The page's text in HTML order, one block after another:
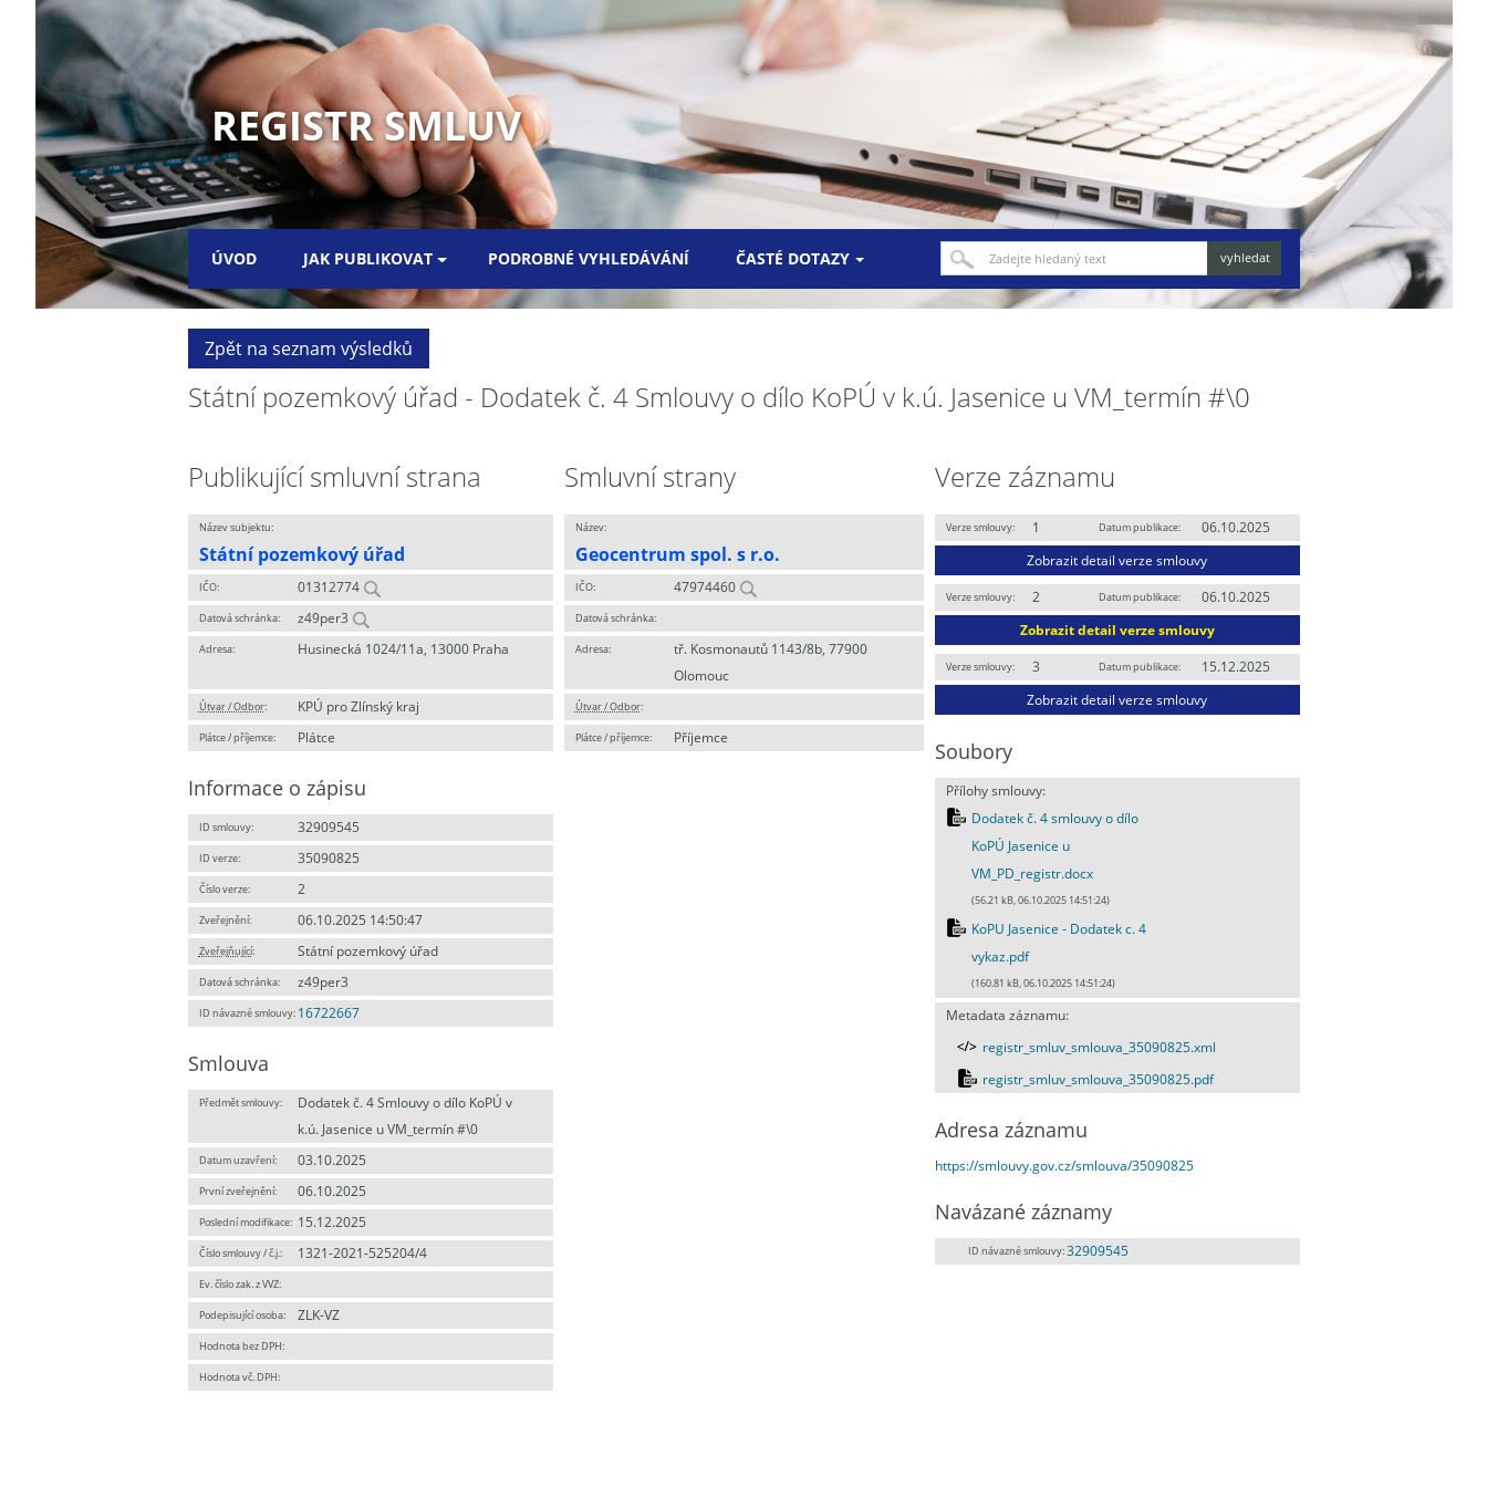
REGISTR SMLUV
ÚVOD JAK PUBLIKOVAT PODROBNÉ VYHLEDÁVÁNÍ ČASTÉ DOTAZY
Zpět na seznam výsledků
Státní pozemkový úřad - Dodatek č. 4 Smlouvy o dílo KoPÚ v k.ú. Jasenice u VM_termín #\0
Publikující smluvní strana
Název subjektu:
Státní pozemkový úřad
IČO: 01312774
Datová schránka: z49per3
Adresa: Husinecká 1024/11a, 13000 Praha
Útvar / Odbor: KPÚ pro Zlínský kraj
Plátce / příjemce: Plátce
Informace o zápisu
ID smlouvy: 32909545
ID verze: 35090825
Číslo verze: 2
Zveřejnění: 06.10.2025 14:50:47
Zveřejňující: Státní pozemkový úřad
Datová schránka: z49per3
ID návazné smlouvy: 16722667
Smlouva
Předmět smlouvy:
Dodatek č. 4 Smlouvy o dílo KoPÚ v
k.ú. Jasenice u VM_termín #\0
Datum uzavření: 03.10.2025
První zveřejnění: 06.10.2025
Poslední modifikace: 15.12.2025
Číslo smlouvy / č.j.: 1321-2021-525204/4
Ev. číslo zak. z VVZ:
Podepisující osoba: ZLK-VZ
Hodnota bez DPH:
Hodnota vč. DPH:
Smluvní strany
Název:
Geocentrum spol. s r.o.
IČO: 47974460
Datová schránka:
Adresa:
tř. Kosmonautů 1143/8b, 77900
Olomouc
Útvar / Odbor:
Plátce / příjemce: Příjemce
Verze záznamu
Verze smlouvy: 1 Datum publikace:
06.10.2025
Zobrazit detail verze smlouvy
Verze smlouvy: 2 Datum publikace:
06.10.2025
Zobrazit detail verze smlouvy
Verze smlouvy: 3 Datum publikace:
15.12.2025
Zobrazit detail verze smlouvy
Soubory
Přílohy smlouvy:
Dodatek č. 4 smlouvy o dílo
KoPÚ Jasenice u
VM_PD_registr.docx
(56.21 kB, 06.10.2025 14:51:24)
KoPU Jasenice - Dodatek c. 4
vykaz.pdf
(160.81 kB, 06.10.2025 14:51:24)
Metadata záznamu:
registr_smluv_smlouva_35090825.xml
registr_smluv_smlouva_35090825.pdf
Adresa záznamu
https://smlouvy.gov.cz/smlouva/35090825
Navázané záznamy
ID návazné smlouvy:32909545